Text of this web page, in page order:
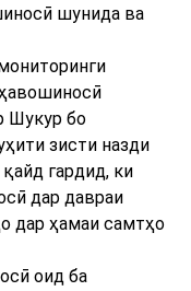
шунида ва
Шукур бо
зисти назди
гардид, ки
дар давраи
дар ҳамаи самтҳо
оид ба